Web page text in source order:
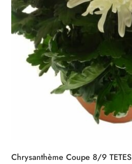
Chrysanthème Coupe 8/9 TETES